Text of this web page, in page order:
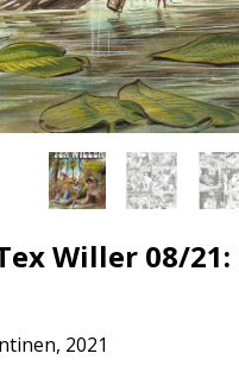
Willer 08/
2021